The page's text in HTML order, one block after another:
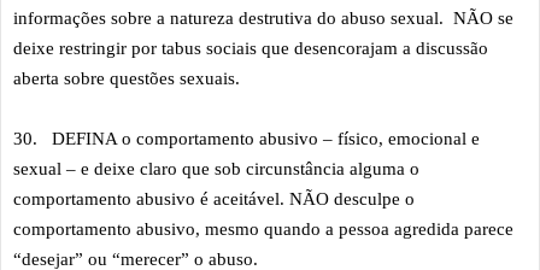
informações sobre a natureza destrutiva do abuso sexual. NÃO se
deixe restringir por tabus sociais que desencorajam a discussão
aberta sobre questões sexuais.
30.
DEFINA o comportamento abusivo – físico, emocional e
sexual – e deixe claro que sob circunstância alguma o
comportamento abusivo é aceitável. NÃO desculpe o
comportamento abusivo, mesmo quando a pessoa agredida parece
“desejar” ou “merecer” o abuso.